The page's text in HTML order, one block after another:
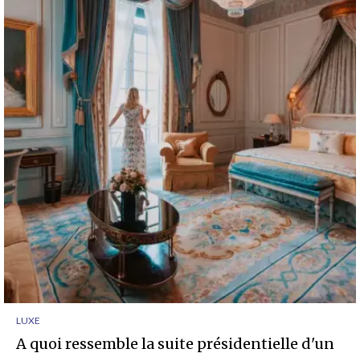
LUXE
A quoi ressemble la suite présidentielle d'un